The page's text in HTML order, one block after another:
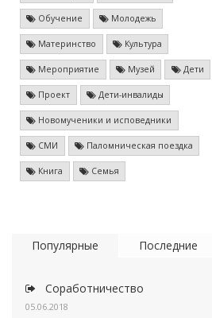
Обучение Молодежь
Материнство Культура
Мероприятие Музей Дети
Проект Дети-инвалиды
Новомученики и исповедники
СМИ Паломническая поездка
Книга Семья
Популярные Последние
Соработничество
05.06.2018